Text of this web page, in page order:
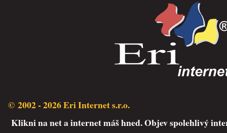
© 2002 - 2026 Eri Internet s.r.o.
Klikni na net a internet máš hned. Objev spolehlivý